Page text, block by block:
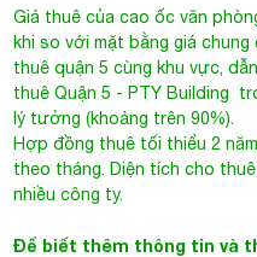
Giá thuê của cao ốc văn
khi so với mặt bằng giá
thuê quận 5 cùng khu vực,
thuê Quận 5 - PTY Building
lý tưởng (khoảng trên 90%).
Hợp đồng thuê tối thiểu 2
theo tháng. Diện tích cho
nhiều công ty.
Để biết thêm thông tin và